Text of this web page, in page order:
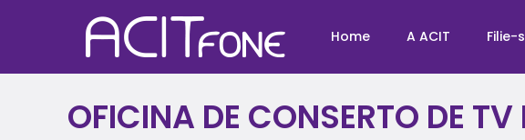
Home A ACIT Filie-
OFICINA DE CONSERTO DE